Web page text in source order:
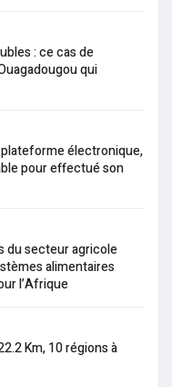
: ce cas de
qui
plateforme électronique,
pour effectué son
du secteur agricole
alimentaires
l’Afrique
Km, 10 régions à